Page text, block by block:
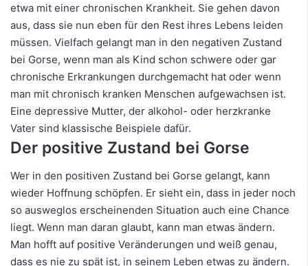
etwa mit einer chronischen Krankheit. Sie gehen davon
aus, dass sie nun eben für den Rest ihres Lebens leiden
müssen. Vielfach gelangt man in den negativen Zustand
bei Gorse, wenn man als Kind schon schwere oder gar
chronische Erkrankungen durchgemacht hat oder wenn
man mit chronisch kranken Menschen aufgewachsen ist.
Eine depressive Mutter, der alkohol- oder herzkranke
Vater sind klassische Beispiele dafür.
Der positive Zustand bei Gorse
Wer in den positiven Zustand bei Gorse gelangt, kann
wieder Hoffnung schöpfen. Er sieht ein, dass in jeder noch
so ausweglos erscheinenden Situation auch eine Chance
liegt. Wenn man daran glaubt, kann man etwas ändern.
Man hofft auf positive Veränderungen und weiß genau,
dass es nie zu spät ist, in seinem Leben etwas zu ändern.